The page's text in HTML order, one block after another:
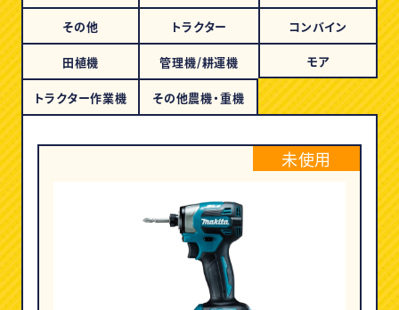
その他 トラクター コンバイン
田植機 管理機/耕運機 モア
トラクター作業機 その他農機・重機
未使用